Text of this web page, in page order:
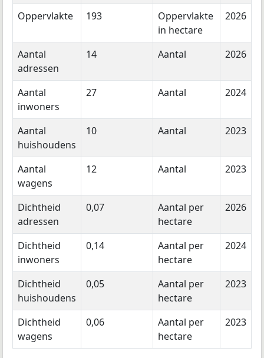
Oppervlakte 193
Oppervlakte
in hectare
2026
Aantal
adressen
14 Aantal 2026
Aantal
inwoners
27 Aantal 2024
Aantal
huishoudens
10 Aantal 2023
Aantal
wagens
12 Aantal 2023
Dichtheid
adressen
0,07
Aantal per
hectare
2026
Dichtheid
inwoners
0,14
Aantal per
hectare
2024
Dichtheid
huishoudens
0,05
Aantal per
hectare
2023
Dichtheid
wagens
0,06
Aantal per
hectare
2023